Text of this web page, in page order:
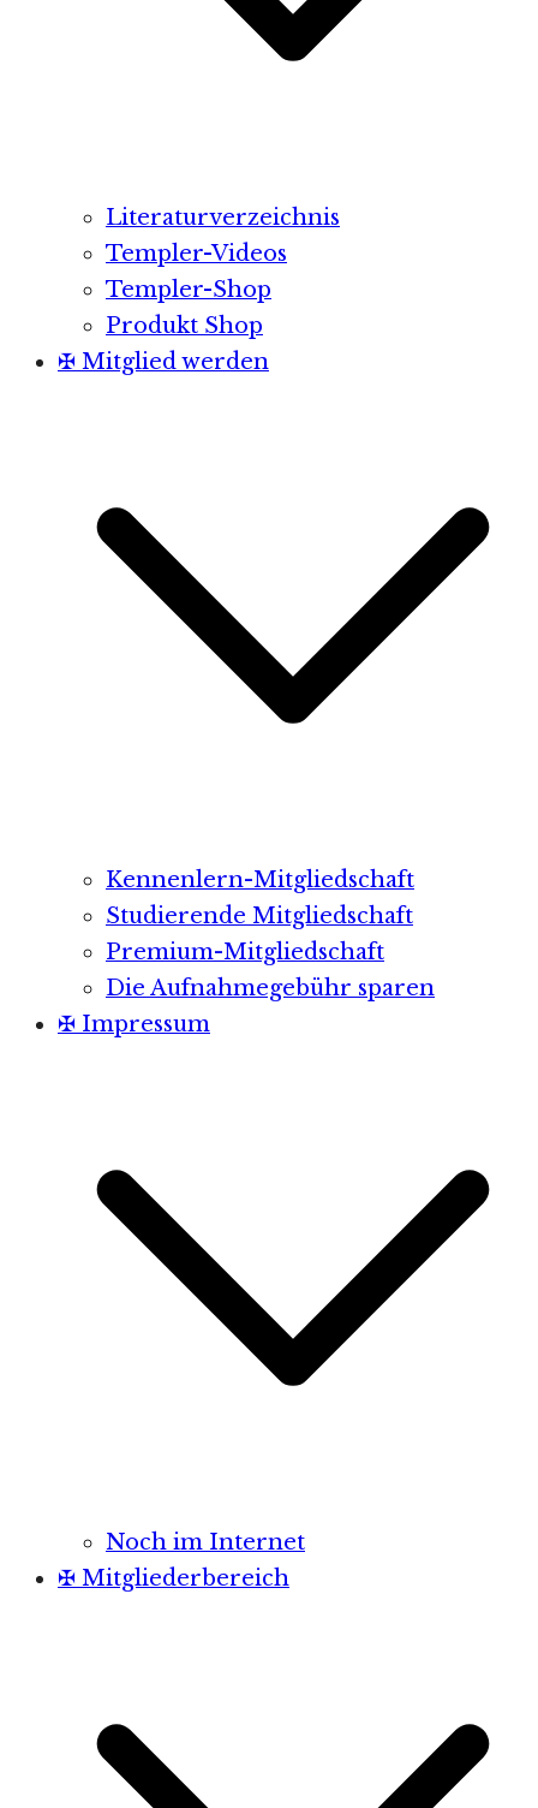
Literaturverzeichnis
Templer-Videos
Templer-Shop
Produkt Shop
✠ Mitglied werden
Kennenlern-Mitgliedschaft
Studierende Mitgliedschaft
Premium-Mitgliedschaft
Die Aufnahmegebühr sparen
✠ Impressum
Noch im Internet
✠ Mitgliederbereich